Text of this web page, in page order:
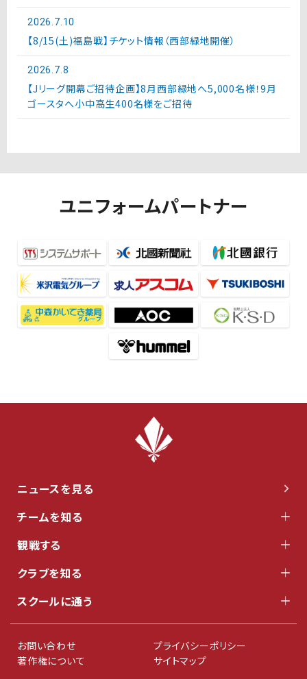
2026.7.10
【8/15(土)福島戦】チケット情報（西部緑地開催）
2026.7.8
【Jリーグ開幕ご招待企画】8月西部緑地へ5,000名様！9月
ゴースタへ小中高生400名様をご招待
ユニフォームパートナー
ニュースを見る
チームを知る
観戦する
クラブを知る
スクールに通う
お問い合わせ
プライバシーポリシー
著作権について
サイトマップ